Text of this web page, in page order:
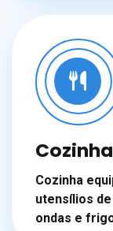
Cozinha
Cozinha
utensílios
ondas e